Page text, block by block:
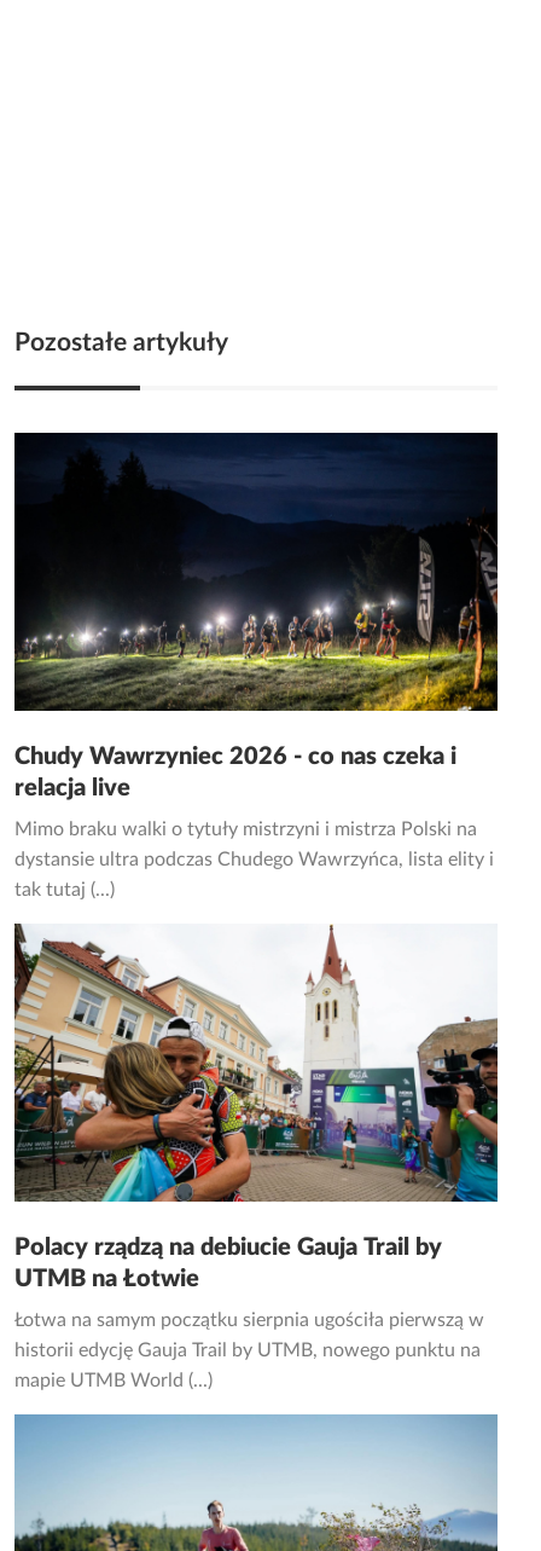
Pozostałe artykuły
Chudy Wawrzyniec 2026 - co nas czeka i
relacja live
Mimo braku walki o tytuły mistrzyni i mistrza Polski na
dystansie ultra podczas Chudego Wawrzyńca, lista elity i
tak tutaj (...)
Polacy rządzą na debiucie Gauja Trail by
UTMB na Łotwie
Łotwa na samym początku sierpnia ugościła pierwszą w
historii edycję Gauja Trail by UTMB, nowego punktu na
mapie UTMB World (...)